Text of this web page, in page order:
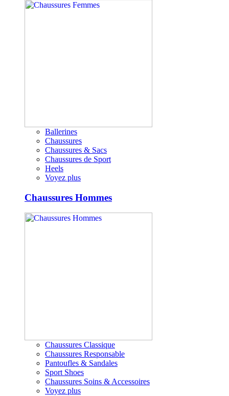
Ballerines
Chaussures
Chaussures & Sacs
Chaussures de Sport
Heels
Voyez plus
Chaussures Hommes
Chaussures Classique
Chaussures Responsable
Pantoufles & Sandales
Sport Shoes
Chaussures Soins & Accessoires
Voyez plus